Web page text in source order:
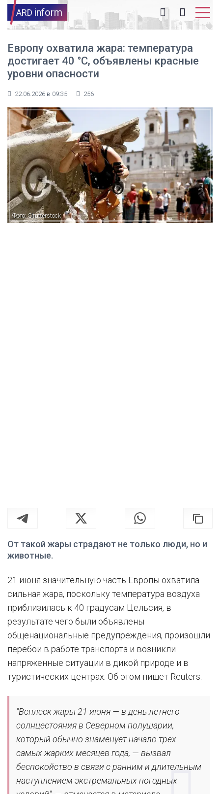
ARD inform
Европу охватила жара: температура
достигает 40 °C, объявлены красные
уровни опасности
22.06.2026 в 09:35 256
Фото: Shutterstock
От такой жары страдают не только люди, но и
животные.
21 июня значительную часть Европы охватила
сильная жара, поскольку температура воздуха
приблизилась к 40 градусам Цельсия, в
результате чего были объявлены
общенациональные предупреждения, произошли
перебои в работе транспорта и возникли
напряженные ситуации в дикой природе и в
туристических центрах. Об этом пишет Reuters.
"Всплеск жары 21 июня — в день летнего
солнцестояния в Северном полушарии,
который обычно знаменует начало трех
самых жарких месяцев года, — вызвал
беспокойство в связи с ранним и длительным
наступлением экстремальных погодных